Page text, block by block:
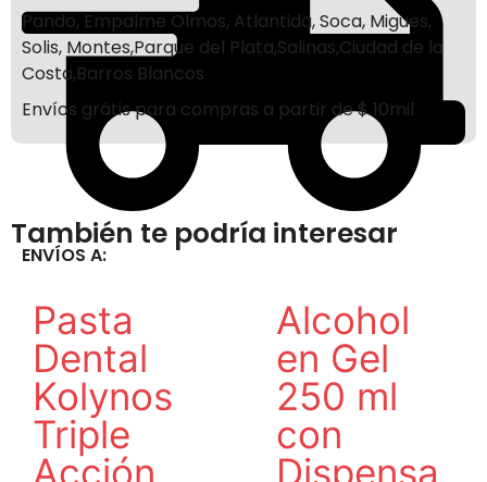
ENVÍOS A:
Pando, Empalme Olmos, Atlantida, Soca, Migues,
Solis, Montes,Parque del Plata,Salinas,Ciudad de la
Costa,Barros Blancos
Envíos grátis para compras a partir de $ 10mil
También te podría interesar
Pasta
Dental
Kolynos
Triple
Acción
Alcohol
en Gel
250 ml
con
Dispensa